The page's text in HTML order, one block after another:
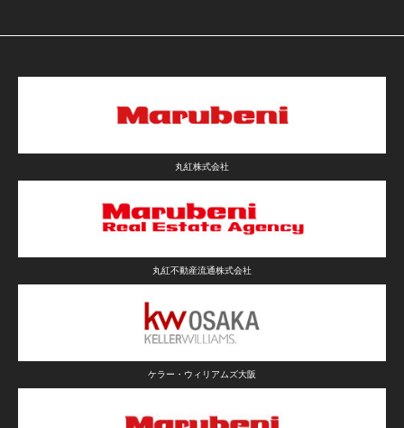
丸紅株式会社
丸紅不動産流通株式会社
ケラー・ウィリアムズ大阪